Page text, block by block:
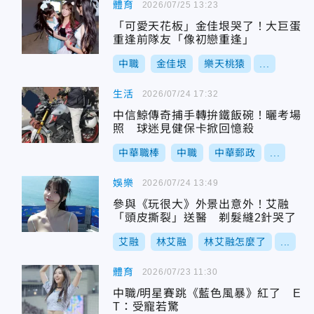
體育
「可愛天花板」金佳垠哭了！大巨蛋
重逢前隊友「像初戀重逢」
中職 金佳垠 樂天桃猿
2026/07/25 13:23
生活
中信鯨傳奇捕手轉拚鐵飯碗！曬考場
照 球迷見健保卡掀回憶殺
中華職棒 中職 中華郵政
2026/07/24 17:32
娛樂
參與《玩很大》外景出意外！艾融
「頭皮撕裂」送醫 剃髮縫2針哭了
艾融 林艾融 林艾融怎麼了
2026/07/24 13:49
體育
中職/明星賽跳《藍色風暴》紅了 E
T：受寵若驚
2026/07/23 11:30